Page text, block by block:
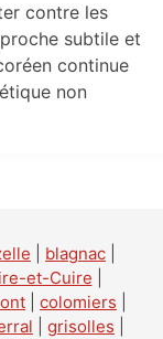
contre les
subtile et
continue
non
blagnac
et-Cuire
colomiers
grisolles